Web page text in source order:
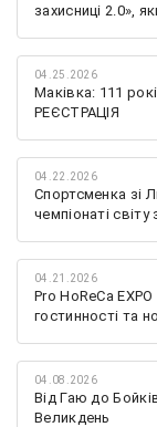
захисниці 2.0»,
04.25.2026
Маківка: 111
РЕЄСТРАЦІЯ
04.22.2026
Спортсменка зі
чемпіонаті світу
04.21.2026
Pro HoReCa
гостинності та
04.08.2026
Від Гаю до
Великдень